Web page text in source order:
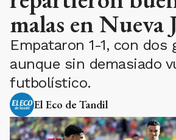
malas en Nueva
Empataron 1-1, con dos
aunque sin demasiado
futbolístico.
El Eco de Tandil